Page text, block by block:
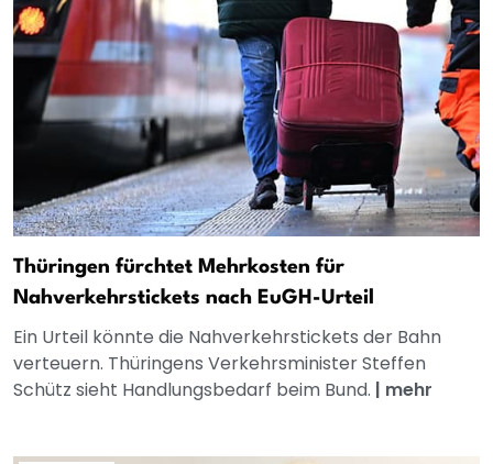
Thüringen fürchtet Mehrkosten für
Nahverkehrstickets nach EuGH-Urteil
Ein Urteil könnte die Nahverkehrstickets der Bahn
verteuern. Thüringens Verkehrsminister Steffen
Schütz sieht Handlungsbedarf beim Bund. | mehr